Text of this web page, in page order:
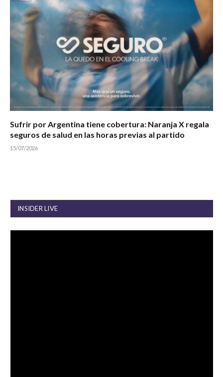
Sufrir por Argentina tiene cobertura: Naranja X regala
seguros de salud en las horas previas al partido
15/07/2026
INSIDER LIVE